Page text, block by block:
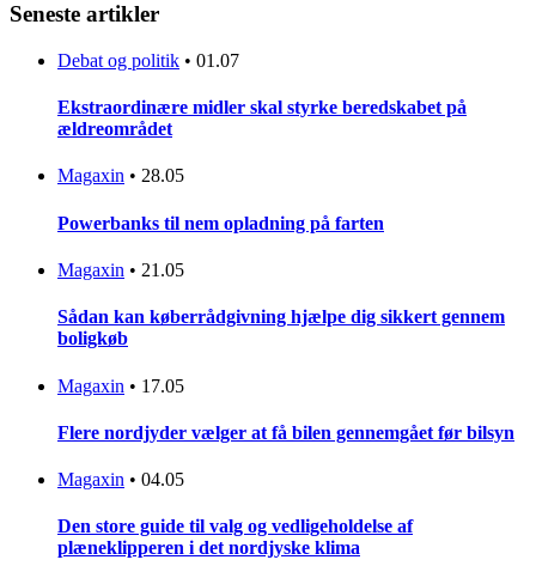
Seneste artikler
Debat og politik • 01.07
Ekstraordinære midler skal styrke beredskabet på
ældreområdet
Magaxin • 28.05
Powerbanks til nem opladning på farten
Magaxin • 21.05
Sådan kan køberrådgivning hjælpe dig sikkert gennem
boligkøb
Magaxin • 17.05
Flere nordjyder vælger at få bilen gennemgået før bilsyn
Magaxin • 04.05
Den store guide til valg og vedligeholdelse af
plæneklipperen i det nordjyske klima